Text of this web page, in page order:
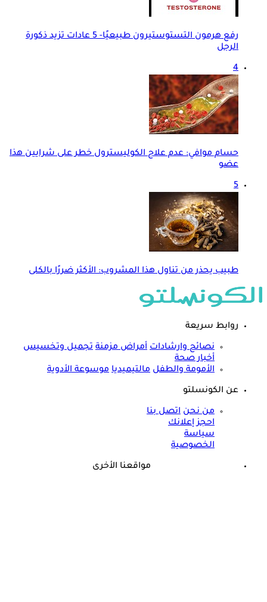
رفع هرمون التستوستيرون طبيعيًا- 5 عادات تزيد ذكورة
الرجل
4
حسام موافي: عدم علاج الكوليسترول خطر على شرايين هذا
عضو
5
طبيب يحذر من تناول هذا المشروب: الأكثر ضررًا بالكلى
روابط سريعة
نصائح وارشادات أمراض مزمنة تجميل وتخسيس
أخبار صحة
الأمومة والطفل مالتيميديا موسوعة الأدوية
عن الكونسلتو
من نحن اتصل بنا
احجز إعلانك
سياسة
الخصوصية
مواقعنا الأخرى